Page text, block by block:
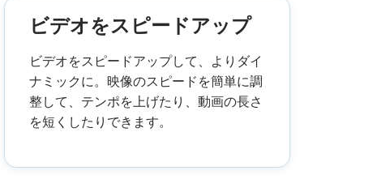
ビデオをスピードアップ
ビデオをスピードアップして、よりダイ
ナミックに。映像のスピードを簡単に調
整して、テンポを上げたり、動画の長さ
を短くしたりできます。